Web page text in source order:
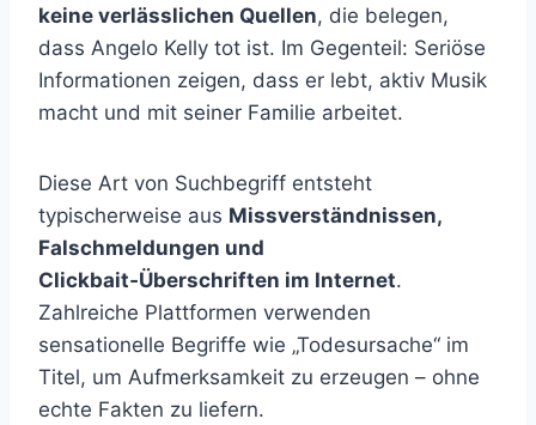
keine verlässlichen Quellen, die belegen,
dass Angelo Kelly tot ist. Im Gegenteil: Seriöse
Informationen zeigen, dass er lebt, aktiv Musik
macht und mit seiner Familie arbeitet.
Diese Art von Suchbegriff entsteht
typischerweise aus Missverständnissen,
Falschmeldungen und
Clickbait‑Überschriften im Internet.
Zahlreiche Plattformen verwenden
sensationelle Begriffe wie „Todesursache“ im
Titel, um Aufmerksamkeit zu erzeugen – ohne
echte Fakten zu liefern.